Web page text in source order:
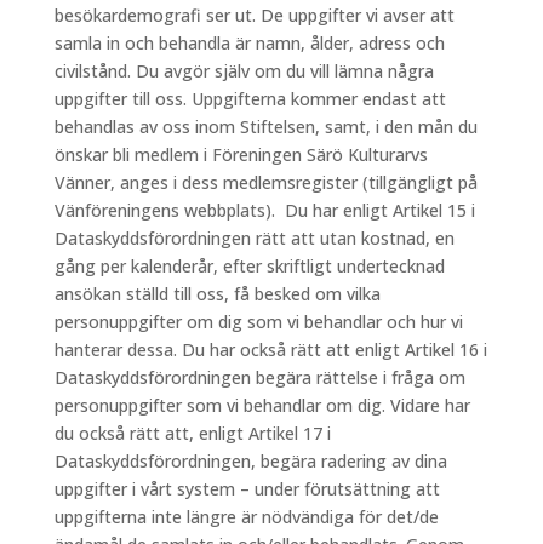
besökardemografi ser ut. De uppgifter vi avser att
samla in och behandla är namn, ålder, adress och
civilstånd. Du avgör själv om du vill lämna några
uppgifter till oss. Uppgifterna kommer endast att
behandlas av oss inom Stiftelsen, samt, i den mån du
önskar bli medlem i Föreningen Särö Kulturarvs
Vänner, anges i dess medlemsregister (tillgängligt på
Vänföreningens webbplats). Du har enligt Artikel 15 i
Dataskyddsförordningen rätt att utan kostnad, en
gång per kalenderår, efter skriftligt undertecknad
ansökan ställd till oss, få besked om vilka
personuppgifter om dig som vi behandlar och hur vi
hanterar dessa. Du har också rätt att enligt Artikel 16 i
Dataskyddsförordningen begära rättelse i fråga om
personuppgifter som vi behandlar om dig. Vidare har
du också rätt att, enligt Artikel 17 i
Dataskyddsförordningen, begära radering av dina
uppgifter i vårt system – under förutsättning att
uppgifterna inte längre är nödvändiga för det/de